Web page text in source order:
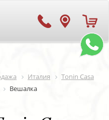
Италия
Tonin Casa
Вешалка